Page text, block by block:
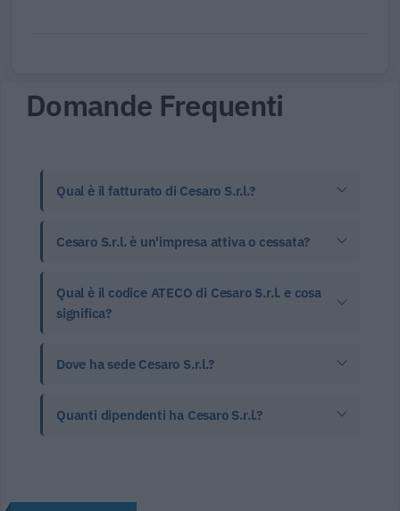
Domande Frequenti
Qual è il fatturato di Cesaro S.r.l.?
Cesaro S.r.l. è un'impresa attiva o cessata?
Qual è il codice ATECO di Cesaro S.r.l. e cosa
significa?
Dove ha sede Cesaro S.r.l.?
Quanti dipendenti ha Cesaro S.r.l.?